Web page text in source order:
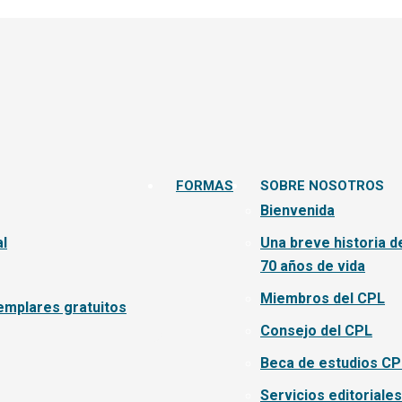
gratuitos
FORMAS SOBRE NOSOTROS
Bienvenida
Una breve historia
70 años de vida
Miembros del CPL
Consejo del CPL
Beca de estudios
Servicios editoriales